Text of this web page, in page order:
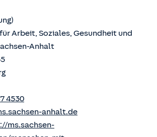
Arbeit, Soziales, Gesundheit und
Anhalt
4530
anhalt.de
ms.sachsen-